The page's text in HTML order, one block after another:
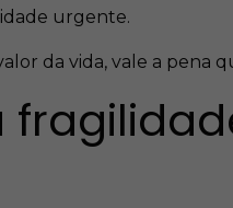
urgente.
da vida, vale a pena